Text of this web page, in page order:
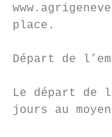
place.
Départ de
Le départ de
jours au